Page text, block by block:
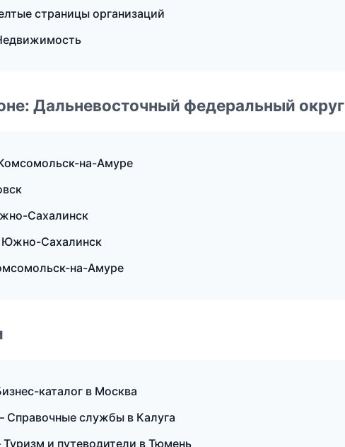
страницы организаций
Дальневосточный федеральный округ
на-Амуре
Сахалинск
Южно-Сахалинск
на-Амуре
каталог в Москва
Справочные службы в Калуга
и путеводители в Тюмень